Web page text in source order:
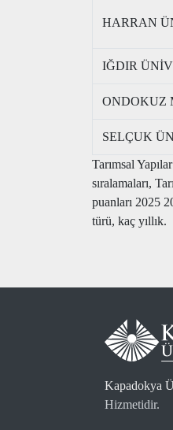
HARRAN
IĞDIR
ONDOKUZ
SELÇUK
Tarımsal
sıralamaları,
puanları 2025
türü, kaç yıllık.
Kapadokya
Hizmetidir.